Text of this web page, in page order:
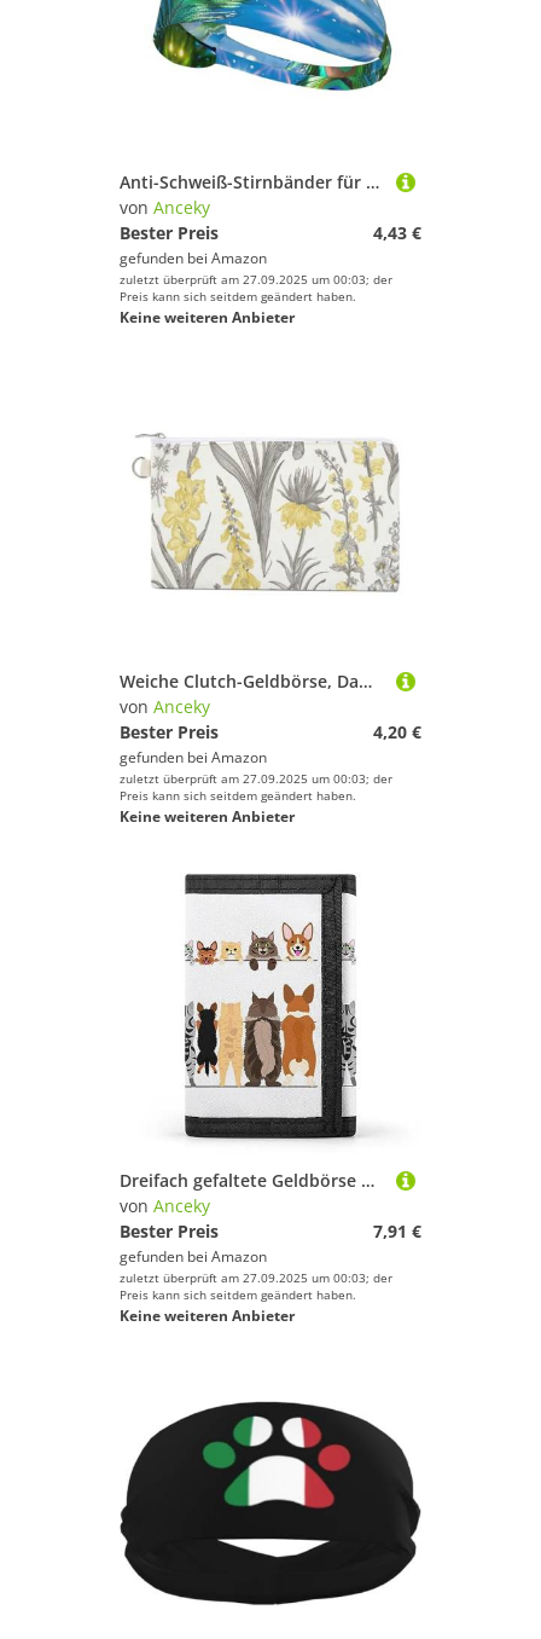
Anti-Schweiß-Stirnbänder für Männer und Frauen mit Pfauengrün-Feder-Print für Training, Basketball, Laufen, Fitness, Anti-Rutsch-Stirnbänder
von Anceky
Bester Preis
4,43 €
gefunden bei Amazon
zuletzt überprüft am 27.09.2025 um 00:03; der
Preis kann sich seitdem geändert haben.
Keine weiteren Anbieter
Weiche Clutch-Geldbörse, Damenhandtasche aus Segeltuch mit Reißverschluss, Make-up-Tasche, Geldbörse für Kreditkarten, Münzen, Scheine, Crash, 19,8 x 11,7 cm, Aufdruck: Frühlings- und Sommergartenblum
von Anceky
Bester Preis
4,20 €
gefunden bei Amazon
zuletzt überprüft am 27.09.2025 um 00:03; der
Preis kann sich seitdem geändert haben.
Keine weiteren Anbieter
Dreifach gefaltete Geldbörse mit stehenden kleinen Hunden und Katzen, Vorder- und Rückseite, stilvolle Geldbörse mit Schlüsselanhänger, Kreditkartenetui, Kartenhalter für Rechnungen, Quittungen, Damen
von Anceky
Bester Preis
7,91 €
gefunden bei Amazon
zuletzt überprüft am 27.09.2025 um 00:03; der
Preis kann sich seitdem geändert haben.
Keine weiteren Anbieter